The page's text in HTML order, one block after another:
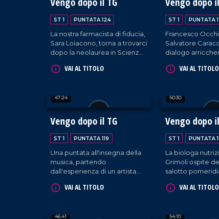
Piccolillo.
ST 1 PUNTATA 124
La nostra farmacista di fiducia,
Sara Loiacono, torna a trovarci
dopo la neolaurea in Scienze
darci ulteriori consigli di salute!
dalla coppia Sorrentino-
Pagano e quelli suonati da DJ
EL Dan, il poeta della musica.
VAI AL TITOLO
ST 1 PUNTATA
Francesco
Salvatore
dialogo
particolare sulla
dall'intervento di
Grippo.
VAI AL TITOLO
47:24
Vengo dopo il TG
ST 1 PUNTATA 119
Una puntata all'insegna della
musica, partendo
dall'esperienza di un artista
musicista Santino Cardamone
VAI AL TITOLO
50:30
Vengo dopo
ST 1 PUNTATA
La biologa
Grimoli ospite
salotto
musicali a cura
VAI AL TITOLO
46:41 54:10